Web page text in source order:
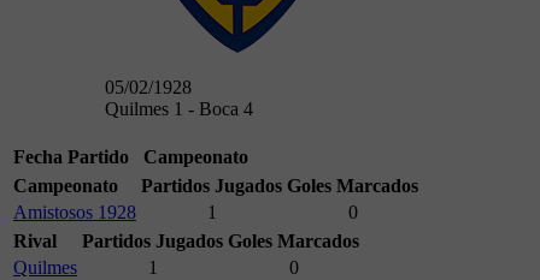
05/02/1928
Quilmes 1 - Boca 4
Fecha Partido
Campeonato
Campeonato
Partidos Jugados Goles Marcados
Amistosos 1928
1
0
Rival
Partidos Jugados Goles Marcados
Quilmes
1
0